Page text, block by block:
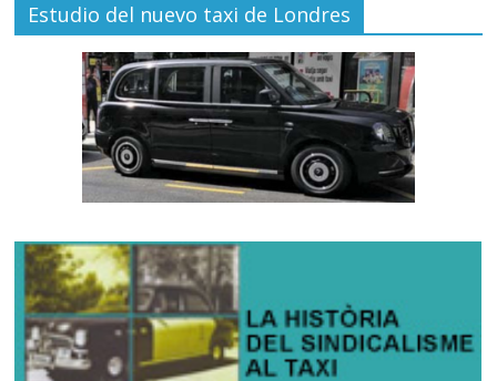
Estudio del nuevo taxi de Londres